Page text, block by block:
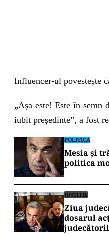
Influencer-ul povestește
„Așa este! Este în semn
iubit președinte”, a fost
POLITICĂ
Mesia și
politica
JUSTITIE
Ziua
dosarul